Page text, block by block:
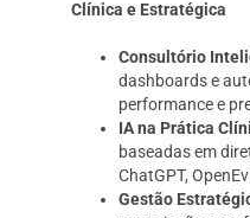
Clínica e Estratégica
Consultório
dashboards e
performance e
IA na Prática
baseadas em
ChatGPT,
Gestão